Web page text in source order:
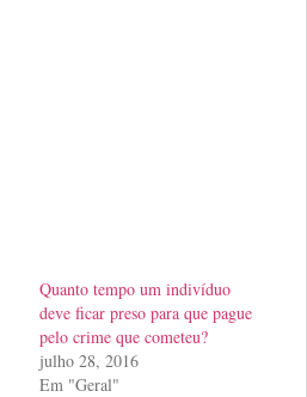
Quanto tempo um indivíduo
deve ficar preso para que pague
pelo crime que cometeu?
julho 28, 2016
Em "Geral"